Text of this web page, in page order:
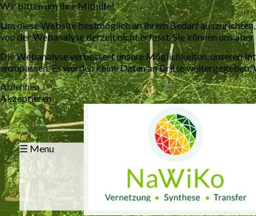
Wir bitten um Ihre Mithilfe!
Um diese Website bestmöglich an Ihrem Bedarf
von der Webanalyse derzeit nicht erfasst. Sie können uns
Die Webanalyse verbessert unsere Möglichkeiten, unseren
anzupassen. Es werden keine Daten an Dritte
Ablehnen
Akzeptieren
☰ Menu